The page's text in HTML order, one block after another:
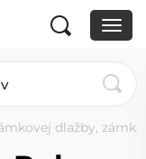
dlažby,